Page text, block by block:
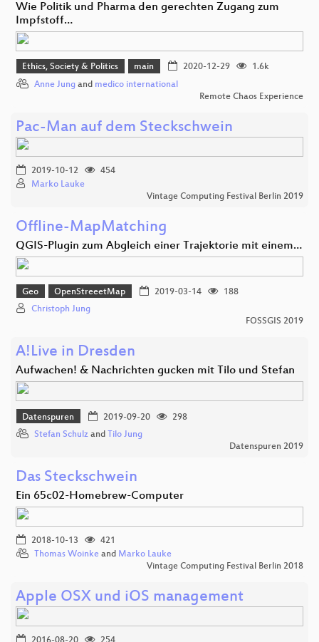
Wie Politik und Pharma den gerechten Zugang zum
Impfstoff…
Ethics, Society & Politics main 2020-12-29
1.6k
Anne Jung and medico international
Remote Chaos Experience
Pac-Man auf dem Steckschwein
2019-10-12
454
Marko Lauke
Vintage Computing Festival Berlin 2019
Offline-MapMatching
QGIS-Plugin zum Abgleich einer Trajektorie mit einem…
Geo OpenStreeetMap 2019-03-14
188
Christoph Jung
FOSSGIS 2019
A!Live in Dresden
Aufwachen! & Nachrichten gucken mit Tilo und Stefan
Datenspuren 2019-09-20
298
Stefan Schulz and Tilo Jung
Datenspuren 2019
Das Steckschwein
Ein 65c02-Homebrew-Computer
2018-10-13
421
Thomas Woinke and Marko Lauke
Vintage Computing Festival Berlin 2018
Apple OSX und iOS management